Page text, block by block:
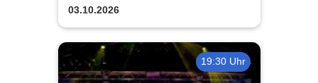
Kulturscheune
03.10.2026
19:30 Uhr